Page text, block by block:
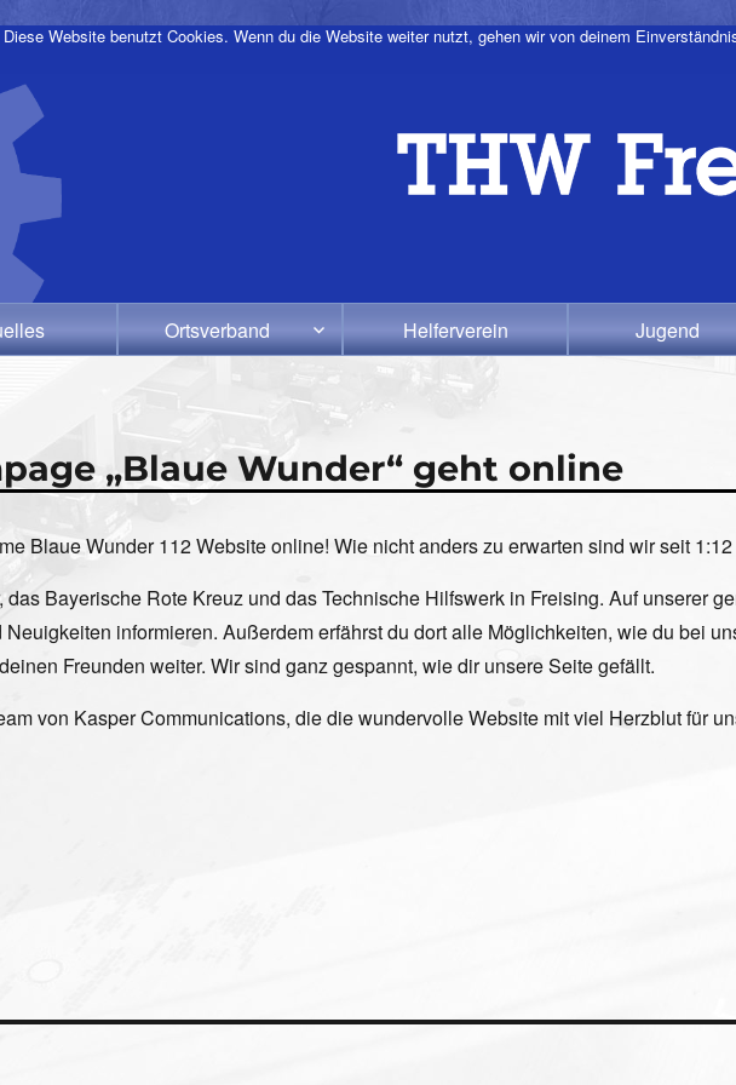
Ortsverband Helferverein Jugend
„Blaue Wunder“ geht online
Blaue Wunder 112 Website online! Wie nicht anders zu erwarten sind wir seit
Bayerische Rote Kreuz und das Technische Hilfswerk in Freising. Auf unserer
informieren. Außerdem erfährst du dort alle Möglichkeiten, wie du bei
Freunden weiter. Wir sind ganz gespannt, wie dir unsere Seite gefällt.
von Kasper Communications, die die wundervolle Website mit viel Herzblut für
Diese Website benutzt Cookies. Wenn du die Website weiter nutzt, gehen wir von deinem